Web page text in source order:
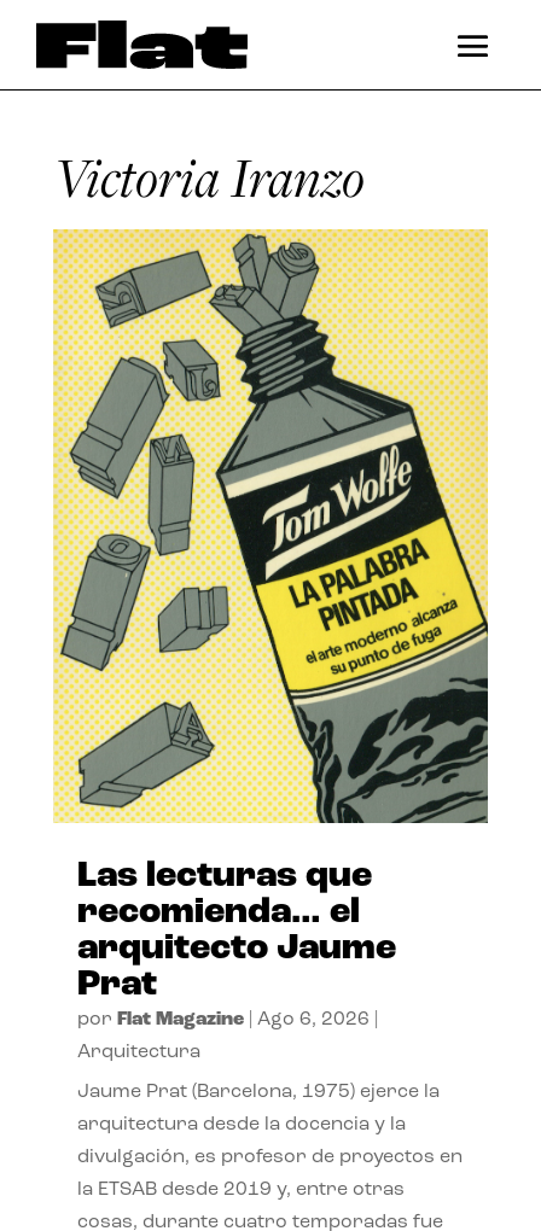
Victoria Iranzo
Las lecturas que
recomienda… el
arquitecto Jaume
Prat
por Flat Magazine| Ago 6, 2026
Arquitectura
Jaume Prat (Barcelona, 1975) ejerce la
arquitectura desde la docencia y la
divulgación, es profesor de proyectos en
la ETSAB desde 2019 y, entre otras
cosas, durante cuatro temporadas fue